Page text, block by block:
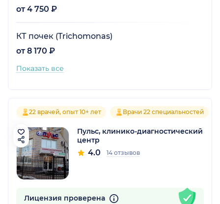
от 4 750 ₽
КТ почек (Trichomonas)
от 8 170 ₽
Показать все
22 врачей, опыт 10+ лет Врачи 22 специальностей
Пульс, клинико-диагностический
центр
4.0 14 отзывов
Лицензия проверена